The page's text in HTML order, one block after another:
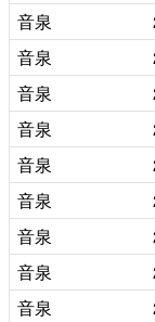
音泉
音泉
音泉
音泉
音泉
音泉
音泉
音泉
音泉